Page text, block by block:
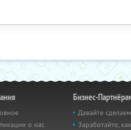
о нас
Бизнес-
Давайте
Заработайте,